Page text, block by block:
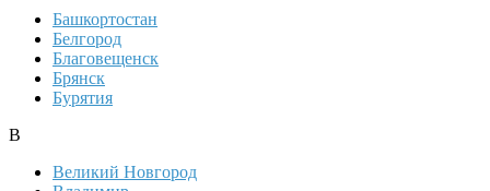
Башкортостан
Белгород
Благовещенск
Брянск
Бурятия
В
Великий Новгород